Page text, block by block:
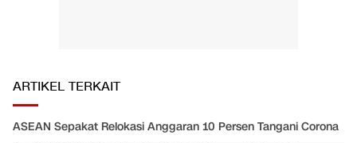
ARTIKEL TERKAIT
ASEAN Sepakat Relokasi Anggaran 10 Persen Tangani Corona